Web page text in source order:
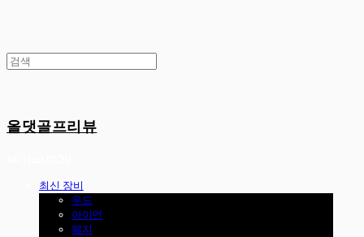
올댓골프리뷰
최신 장비
우드
아이언
웨지